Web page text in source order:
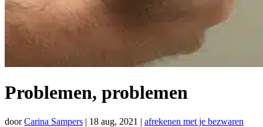
Problemen, problemen
doorCarina Sampers | 18 aug, 2021 | afrekenen met je bezwaren